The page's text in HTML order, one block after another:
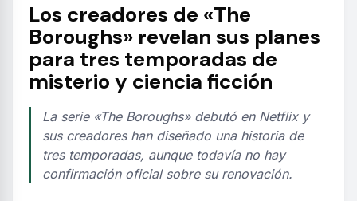
Los creadores de «The
Boroughs» revelan sus planes
para tres temporadas de
misterio y ciencia ficción
La serie «The Boroughs» debutó en Netflix y
sus creadores han diseñado una historia de
tres temporadas, aunque todavía no hay
confirmación oficial sobre su renovación.